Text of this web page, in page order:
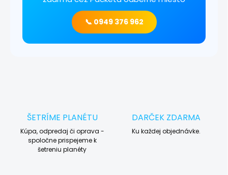
📞 0949 376 962
ŠETRÍME PLANÉTU
Kúpa, odpredaj či oprava -
spoločne prispejeme k
šetreniu planéty
DARČEK ZDARMA
Ku každej objednávke.